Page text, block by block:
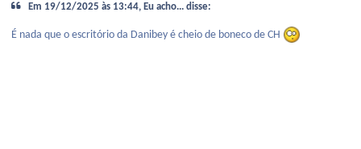
Em 19/12/2025 às 13:44, Eu acho... disse:
É nada que o escritório da Danibey é cheio de boneco de CH